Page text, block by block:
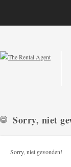
Sorry, niet
Sorry, niet gevonden!